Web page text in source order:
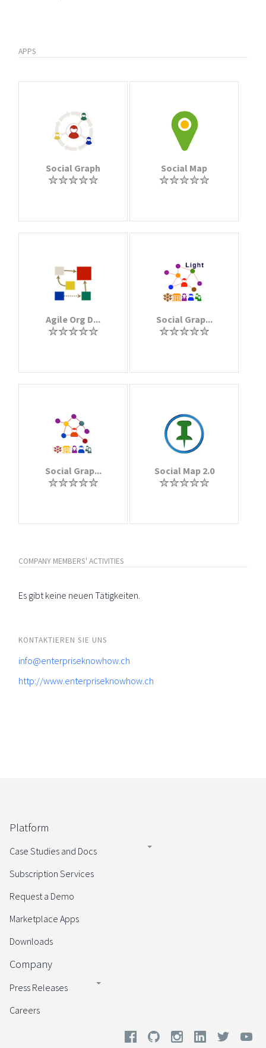
APPS
Social Graph Social Map
Agile Org D... Social Grap...
Social Grap... Social Map 2.0
COMPANY MEMBERS' ACTIVITIES
Es gibt keine neuen Tätigkeiten.
KONTAKTIEREN SIE UNS
info@enterpriseknowhow.ch
http://www.enterpriseknowhow.ch
Platform
Case Studies and Docs
Subscription Services
Request a Demo
Marketplace Apps
Downloads
Company
Press Releases
Careers